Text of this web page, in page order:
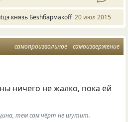
князь Беshбармакоff 20 июл 2015
самопроизвольное самоизвержение
ничего не жалко, пока ей
тем сам чёрт не шутит.